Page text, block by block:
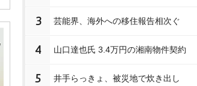
3 芸能界、海外への移住報告相次ぐ
4 山口達也氏 3.4万円の湘南物件契約
5 井手らっきょ、被災地で炊き出し